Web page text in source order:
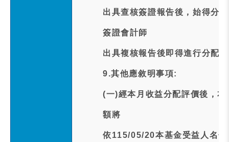
出具查核簽證報告後，始得分
簽證會計師
出具複核報告後即得進行分配。
9.其他應敘明事項:
(一)經本月收益分配評價後，
額將
依115/05/20本基金受益人名